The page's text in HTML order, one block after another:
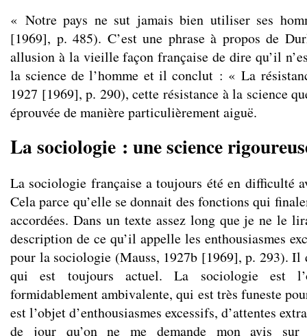
« Notre pays ne sut jamais bien utiliser ses
[1969], p. 485). C’est une phrase à propos de
allusion à la vieille façon française de dire qu’il
la science de l’homme et il conclut : « La
1927 [1969], p. 290), cette résistance à la science
éprouvée de manière particulièrement aiguë.
La sociologie : une science
La sociologie française a toujours été en difficulté
Cela parce qu’elle se donnait des fonctions qui
accordées. Dans un texte assez long que je ne le
description de ce qu’il appelle les enthousiasmes
pour la sociologie (Mauss, 1927b [1969], p. 293). Il
qui est toujours actuel. La sociologie est
formidablement ambivalente, qui est très funeste
est l’objet d’enthousiasmes excessifs, d’attentes
de jour qu’on ne me demande mon avis